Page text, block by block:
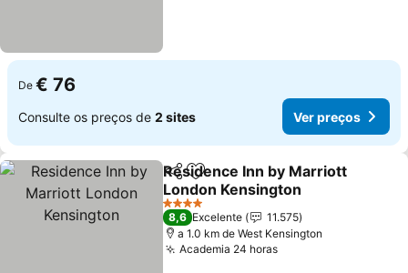
De € 76
Consulte os preços de 2 sites Ver preços
PartilharAdicionar aos favoritos
Residence Inn by Marriott
London Kensington
Ver preços
4 Estrelas
8,6 Excelente
11.575
a 1.0 km de West Kensington
Academia 24 horasVer preços